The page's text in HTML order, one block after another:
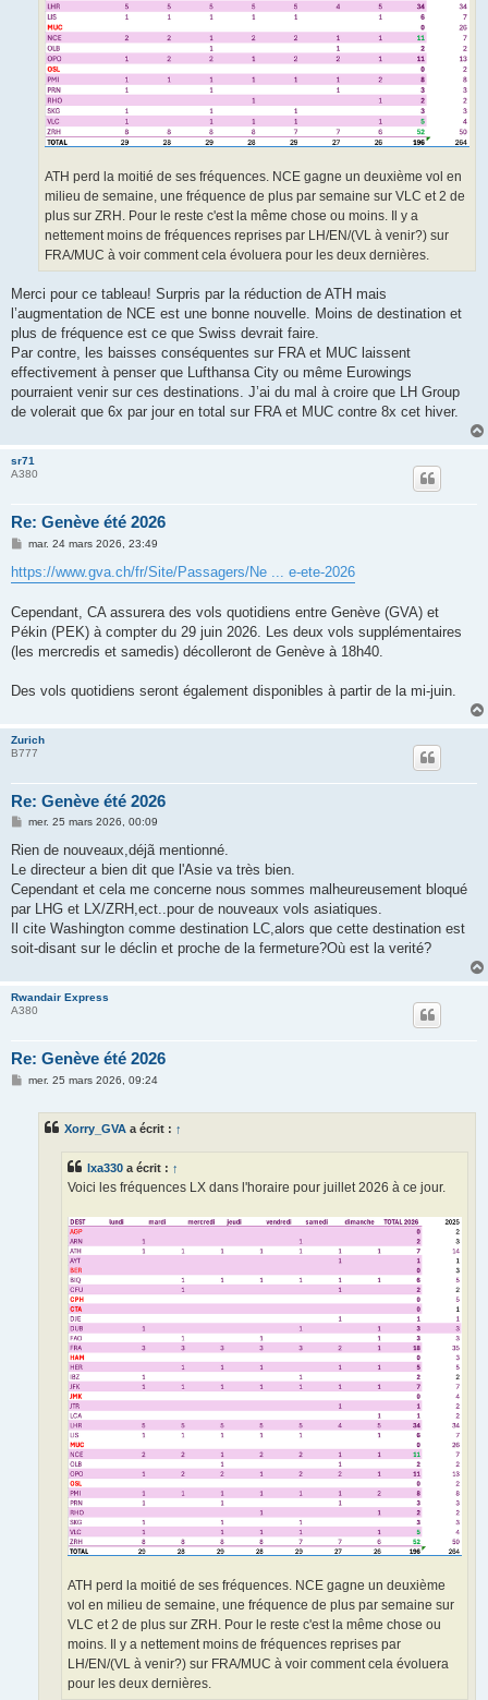
ATH perd la moitié de ses fréquences. NCE gagne un deuxième vol en
milieu de semaine, une fréquence de plus par semaine sur VLC et 2 de
plus sur ZRH. Pour le reste c'est la même chose ou moins. Il y a
nettement moins de fréquences reprises par LH/EN/(VL à venir?) sur
FRA/MUC à voir comment cela évoluera pour les deux dernières.
Merci pour ce tableau! Surpris par la réduction de ATH mais
l’augmentation de NCE est une bonne nouvelle. Moins de destination et
plus de fréquence est ce que Swiss devrait faire.
Par contre, les baisses conséquentes sur FRA et MUC laissent
effectivement à penser que Lufthansa City ou même Eurowings
pourraient venir sur ces destinations. J’ai du mal à croire que LH Group
de volerait que 6x par jour en total sur FRA et MUC contre 8x cet hiver.
sr71
A380
Re: Genève été 2026
M
s
s
g
e
mar. 24 mars 2026, 23:49
https://www.gva.ch/fr/Site/Passagers/Ne ... e-ete-2026
Cependant, CA assurera des vols quotidiens entre Genève (GVA) et
Pékin (PEK) à compter du 29 juin 2026. Les deux vols supplémentaires
(les mercredis et samedis) décolleront de Genève à 18h40.
Des vols quotidiens seront également disponibles à partir de la mi-juin.
Zurich
B777
Re: Genève été 2026
M
s
a
g
e
mer. 25 mars 2026, 00:09
Rien de nouveaux,déjã mentionné.
Le directeur a bien dit que l'Asie va très bien.
Cependant et cela me concerne nous sommes malheureusement bloqué
par LHG et LX/ZRH,ect..pour de nouveaux vols asiatiques.
Il cite Washington comme destination LC,alors que cette destination est
soit-disant sur le déclin et proche de la fermeture?Où est la verité?
Rwandair Express
A380
Re: Genève été 2026
Mmer. 25 mars 2026, 09:24
Xorry_GVA a écrit : ↑
lxa330 a écrit : ↑
Voici les fréquences LX dans l'horaire pour juillet 2026 à ce jour.
ATH perd la moitié de ses fréquences. NCE gagne un deuxième
vol en milieu de semaine, une fréquence de plus par semaine sur
VLC et 2 de plus sur ZRH. Pour le reste c'est la même chose ou
moins. Il y a nettement moins de fréquences reprises par
LH/EN/(VL à venir?) sur FRA/MUC à voir comment cela évoluera
pour les deux dernières.